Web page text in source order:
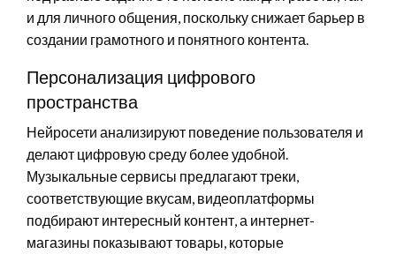
и для личного общения, поскольку снижает барьер в
создании грамотного и понятного контента.
Персонализация цифрового
пространства
Нейросети анализируют поведение пользователя и
делают цифровую среду более удобной.
Музыкальные сервисы предлагают треки,
соответствующие вкусам, видеоплатформы
подбирают интересный контент, а интернет-
магазины показывают товары, которые